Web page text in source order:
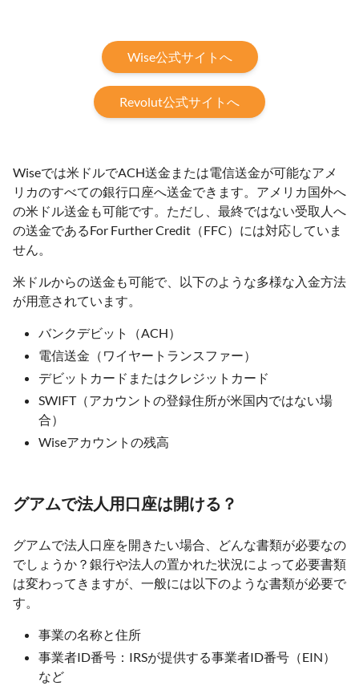
Wise公式サイトへ
Revolut公式サイトへ
Wiseでは米ドルでACH送金または電信送金が可能なアメ
リカのすべての銀行口座へ送金できます。アメリカ国外へ
の米ドル送金も可能です。ただし、最終ではない受取人へ
の送金であるFor Further Credit（FFC）には対応していま
せん。
米ドルからの送金も可能で、以下のような多様な入金方法
が用意されています。
バンクデビット（ACH）
電信送金（ワイヤートランスファー）
デビットカードまたはクレジットカード
SWIFT（アカウントの登録住所が米国内ではない場
合）
Wiseアカウントの残高
グアムで法人用口座は開ける？
グアムで法人口座を開きたい場合、どんな書類が必要なの
でしょうか？銀行や法人の置かれた状況によって必要書類
は変わってきますが、一般には以下のような書類が必要で
す。
事業の名称と住所
事業者ID番号：IRSが提供する事業者ID番号（EIN）
など